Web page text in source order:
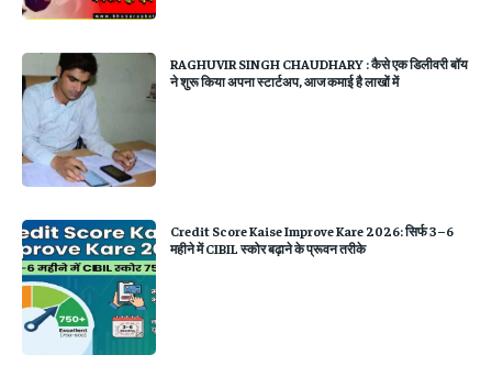
RAGHUVIR SINGH CHAUDHARY : कैसे एक डिलीवरी बॉय
ने शुरू किया अपना स्टार्टअप, आज कमाई है लाखों में
Credit Score Kaise Improve Kare 2026: सिर्फ 3–6
महीने में CIBIL स्कोर बढ़ाने के प्रूवन तरीके